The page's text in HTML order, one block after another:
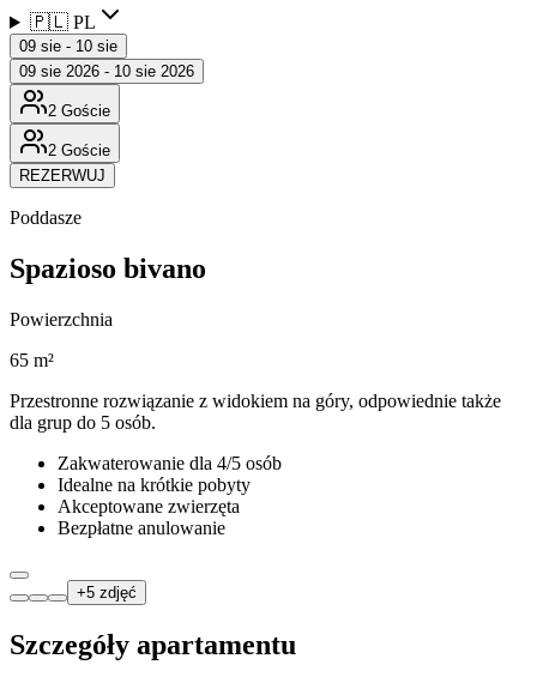
🇵🇱 PL
09 sie - 10 sie
09 sie 2026 - 10 sie 2026
2 Goście
2 Goście
REZERWUJ
Poddasze
Spazioso bivano
Powierzchnia
65 m²
Przestronne rozwiązanie z widokiem na góry, odpowiednie także
dla grup do 5 osób.
Zakwaterowanie dla 4/5 osób
Idealne na krótkie pobyty
Akceptowane zwierzęta
Bezpłatne anulowanie
+5 zdjęć
Szczegóły apartamentu